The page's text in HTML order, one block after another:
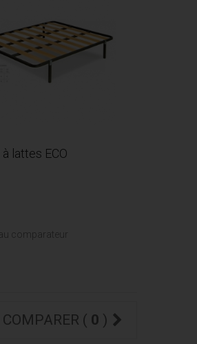
lattes ECO
comparateur
COMPARER ( 0 )